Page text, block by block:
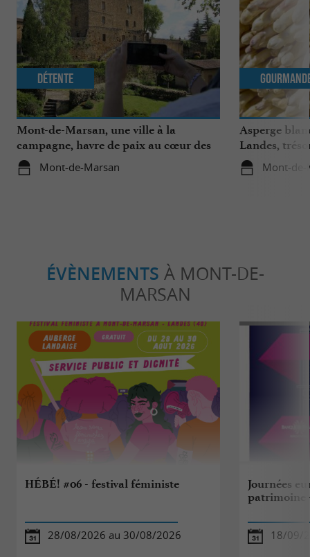
Mont-de-Marsan, une ville à la
campagne, havre de paix au cœur des
Landes
Mont-de-Marsan
Détente
Asperge
Landes,
région
Mont-de-
ÉVÈNEMENTS À MONT-DE-
MARSAN
HÉBÉ! #06 - festival féministe
28/08/2026 au 30/08/2026
Journées
patrimoine
18/09/